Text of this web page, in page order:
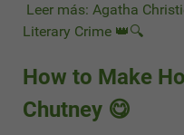
Leer más: Agatha
Literary Crime 👑🔍
How to Make
Chutney 😋